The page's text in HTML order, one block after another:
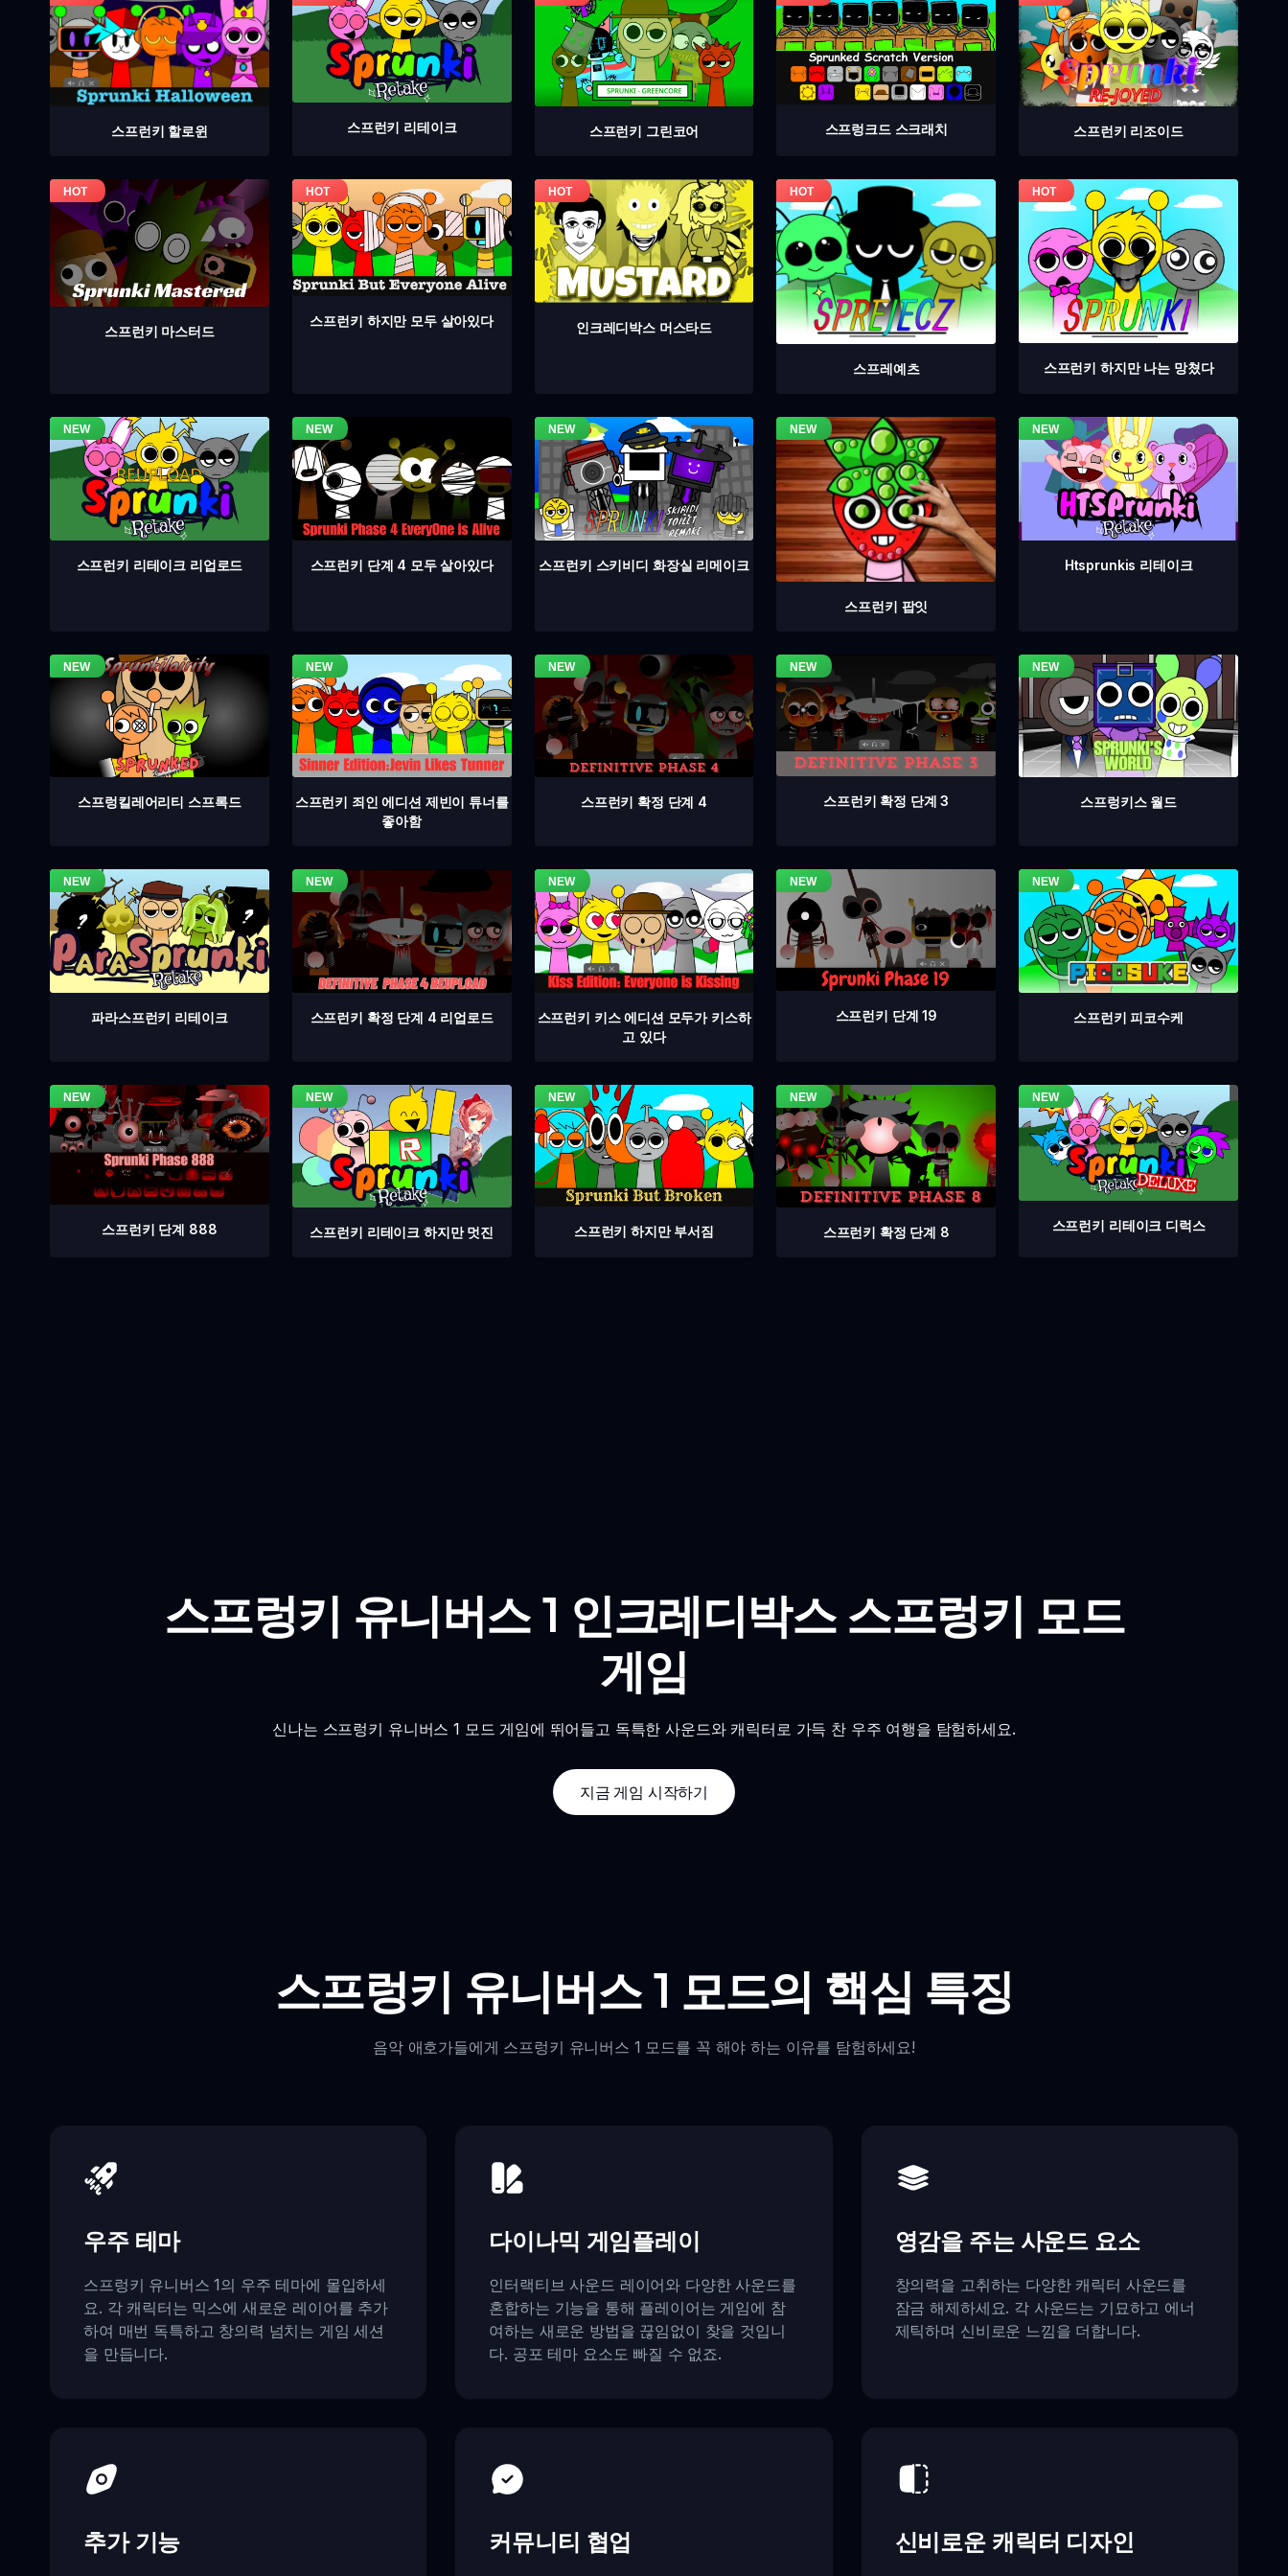
스프런키 할로윈 스프런키 리테이크 스프런키 그린코어 스프렁크드 스크래치 스프런키 리조이드
스프런키 마스터드
스프런키 하지만 모두 살아있다 인크레디박스 머스타드
스프레예츠 스프런키 하지만 나는 망쳤다
스프런키 리테이크 리업로드 스프런키 단계 4 모두 살아있다 스프런키 스키비디 화장실 리메이크
스프런키 팝잇
Htsprunkis 리테이크
스프렁킬레어리티 스프록드
스프런키 죄인 에디션 제빈이 튜너를
좋아함
스프런키 확정 단계 4 스프런키 확정 단계 3 스프렁키스 월드
파라스프런키 리테이크 스프런키 확정 단계 4 리업로드
스프런키 키스 에디션 모두가 키스하
고 있다
스프런키 단계 19 스프런키 피코수케
스프런키 단계 888 스프런키 리테이크 하지만 멋진 스프런키 하지만 부서짐 스프런키 확정 단계 8 스프런키 리테이크 디럭스
스프렁키 유니버스 1 인크레디박스 스프렁키 모드
게임
신나는 스프렁키 유니버스 1 모드 게임에 뛰어들고 독특한 사운드와 캐릭터로 가득 찬 우주 여행을 탐험하세요.
지금 게임 시작하기
스프렁키 유니버스 1 모드의 핵심 특징
음악 애호가들에게 스프렁키 유니버스 1 모드를 꼭 해야 하는 이유를 탐험하세요!
우주 테마
스프렁키 유니버스 1의 우주 테마에 몰입하세
요. 각 캐릭터는 믹스에 새로운 레이어를 추가
하여 매번 독특하고 창의력 넘치는 게임 세션
을 만듭니다.
다이나믹 게임플레이
인터랙티브 사운드 레이어와 다양한 사운드를
혼합하는 기능을 통해 플레이어는 게임에 참
여하는 새로운 방법을 끊임없이 찾을 것입니
다. 공포 테마 요소도 빠질 수 없죠.
영감을 주는 사운드 요소
창의력을 고취하는 다양한 캐릭터 사운드를
잠금 해제하세요. 각 사운드는 기묘하고 에너
제틱하며 신비로운 느낌을 더합니다.
추가 기능 커뮤니티 협업 신비로운 캐릭터 디자인